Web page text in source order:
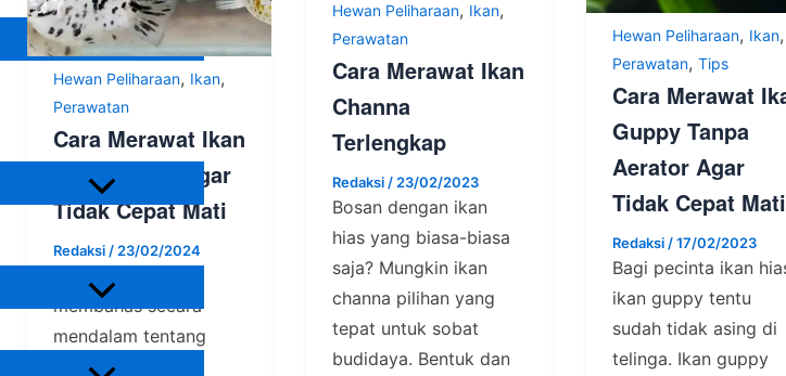
Hewan Peliharaan
Burung
Reptil
Lain-Lain
Tanaman
Tanaman Buah
Urban Farming
Informasi
Hewan Peliharaan, Ikan,
Perawatan
Cara Merawat Ikan
Molly Balon Agar
Tidak Cepat Mati
Redaksi/23/02/2024
membahas secara
mendalam tentang
cara – cara efektif
Hewan Peliharaan, Ikan,
Perawatan
Cara Merawat Ikan
Channa
Terlengkap
Redaksi / 23/02/2023
Bosan dengan ikan
hias yang biasa-biasa
saja? Mungkin ikan
channa pilihan yang
tepat untuk sobat
budidaya. Bentuk dan
Hewan Peliharaan, Ikan,
Perawatan, Tips
Cara Merawat
Guppy Tanpa
Aerator Agar
Tidak Cepat Mati
Redaksi /17/02/2023
Bagi pecinta ikan
ikan guppy tentu
sudah tidak asing di
telinga. Ikan guppy